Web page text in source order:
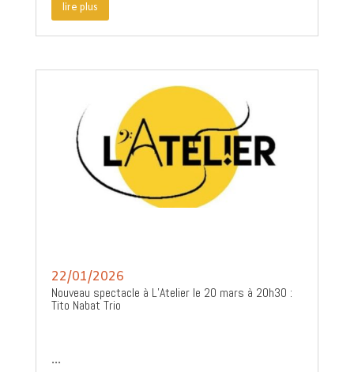
lire plus
22/01/2026
Nouveau spectacle à L’Atelier le 20 mars à 20h30 :
Tito Nabat Trio
...